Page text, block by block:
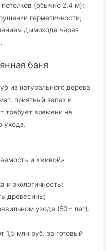
(обычно 2,4 м);
герметичности;
дымохода через
баня
из натурального дерева
приятный запах и
требует времени на
ухода.
и «живой»
и экологичность;
древесины;
уходе (50+ лет).
1,5 млн руб. за готовый